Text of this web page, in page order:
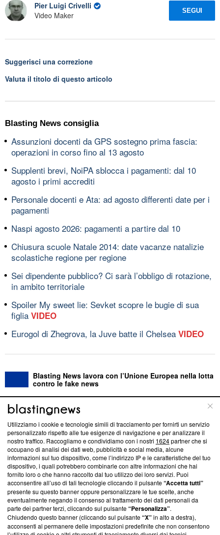
Pier Luigi Crivelli
Video Maker
SEGUI
Suggerisci una correzione
Valuta il titolo di questo articolo
Blasting News consiglia
Assunzioni docenti da GPS sostegno prima fascia:
operazioni in corso fino al 13 agosto
Supplenti brevi, NoiPA sblocca i pagamenti: dal 10
agosto i primi accrediti
Personale docenti e Ata: ad agosto differenti date per i
pagamenti
Naspi agosto 2026: pagamenti a partire dal 10
Chiusura scuole Natale 2014: date vacanze natalizie
scolastiche regione per regione
Sei dipendente pubblico? Ci sarà l’obbligo di rotazione,
in ambito territoriale
Spoiler My sweet lie: Sevket scopre le bugie di sua
figlia VIDEO
Eurogol di Zhegrova, la Juve batte il Chelsea VIDEO
Blasting News lavora con l’Unione Europea nella lotta
contro le fake news
ABOUT LINEA EDITORIALE
Questa sezione offre informazioni trasparenti su Blasting
News, sui nostri processi editoriali e su come ci impegniamo a
creare news di qualità. Inoltre, afferma la nostra aderenza a
‘Trust Project - News with Integrity’Blasting News non è
ancora membro del programma, ma ha richiesto di farne
parte; Trust Project non ha ancora effettuato una verifica di
conformità agli standard.
Su di noi
Team editoriale
Utilizziamo i cookie e tecnologie simili di tracciamento per fornirti un servizio
personalizzato rispetto alle tue esigenze di navigazione e per analizzare il
nostro traffico. Raccogliamo e condividiamo con i nostri 1624partner che si
occupano di analisi dei dati web, pubblicità e social media, alcune
informazioni sul tuo dispositivo, come l’indirizzo IP e le caratteristiche del tuo
dispositivo, i quali potrebbero combinarle con altre informazioni che hai
fornito loro o che hanno raccolto dal tuo utilizzo dei loro servizi. Puoi
acconsentire all’uso di tali tecnologie cliccando il pulsante“Accetta tutti”
presente su questo banner oppure personalizzare le tue scelte, anche
eventualmente negando il consenso al trattamento dei dati personali da
parte dei partner terzi, cliccando sul pulsante“Personalizza”.
Chiudendo questo banner (cliccando sul pulsante“X”in alto a destra),
acconsenti al permanere delle impostazioni predefinite che non consentono